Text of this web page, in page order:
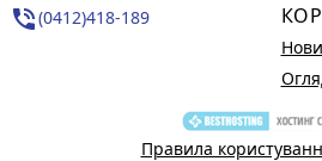
phone_in_talk(0412)418-189
Правила